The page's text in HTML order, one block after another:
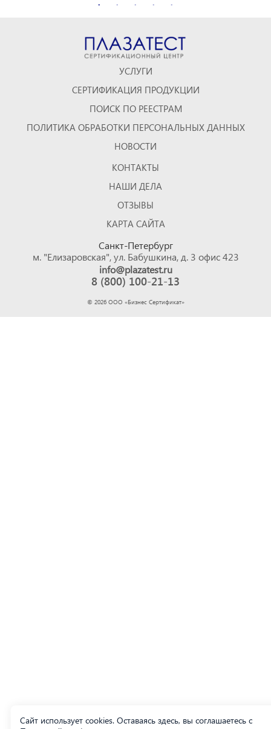
УСЛУГИ
СЕРТИФИКАЦИЯ ПРОДУКЦИИ
ПОИСК ПО РЕЕСТРАМ
ПОЛИТИКА ОБРАБОТКИ ПЕРСОНАЛЬНЫХ ДАННЫХ
НОВОСТИ
КОНТАКТЫ
НАШИ ДЕЛА
ОТЗЫВЫ
КАРТА САЙТА
Санкт-Петербург
м. "Елизаровская", ул. Бабушкина, д. 3 офис 423
info@plazatest.ru
8 (800) 100-21-13
© 2026ООО «Бизнес Cертификат»
Сайт использует cookies. Оставаясь здесь, вы соглашаетесь с